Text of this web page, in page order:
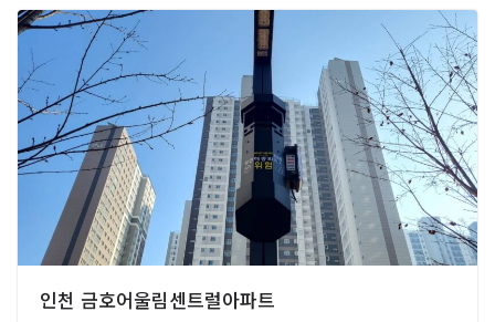
인천 금호어울림센트럴아파트